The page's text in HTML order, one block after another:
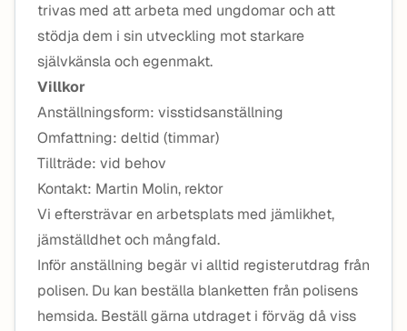
trivas med att arbeta med ungdomar och att
stödja dem i sin utveckling mot starkare
självkänsla och egenmakt.
Villkor
Anställningsform: visstidsanställning
Omfattning: deltid (timmar)
Tillträde: vid behov
Kontakt: Martin Molin, rektor
Vi eftersträvar en arbetsplats med jämlikhet,
jämställdhet och mångfald.
Inför anställning begär vi alltid registerutdrag från
polisen. Du kan beställa blanketten från polisens
hemsida. Beställ gärna utdraget i förväg då viss